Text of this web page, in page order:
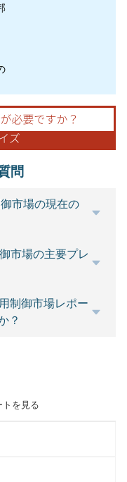
問
市場の現在の
市場の主要プレ
制御市場レポー
？
を見る